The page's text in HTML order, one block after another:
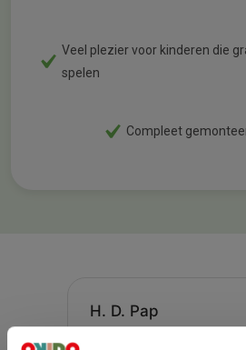
Veel plezier voor kinderen die
spelen
Compleet